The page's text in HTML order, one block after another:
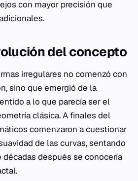
con mayor precisión que
del concepto
irregulares no comenzó con
sino que emergió de la
a lo que parecía ser el
clásica. A finales del
comenzaron a cuestionar
de las curvas, sentando
décadas después se conocería